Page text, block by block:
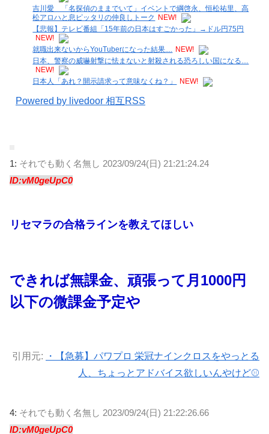
吉川愛 「名探偵のままでいて」イベントで綱啓永、恒松祐里、高
松アロハと息ピッタリの仲良しトーク
NEW!
【悲報】テレビ番組「15年前の日本はすごかった」→ドル円75円
NEW!
就職出来ないからYouTuberになった結果.... NEW!
日本、警察の威嚇射撃に怯まないと射殺される恐ろしい国になる…
NEW!
日本人「あれ？開示請求って意味なくね？」
NEW!
Powered by livedoor 相互RSS
1: それでも動く名無し 2023/09/24(日) 21:21:24.24
ID:vM0geUpC0
リセマラの合格ラインを教えてほしい
できれば無課金、頑張って月1000円
以下の微課金予定や
引用元:
・【急募】パワプロ 栄冠ナインクロスをやっとる
人、ちょっとアドバイス欲しいんやけど⚾
4: それでも動く名無し 2023/09/24(日) 21:22:26.66
ID:vM0geUpC0